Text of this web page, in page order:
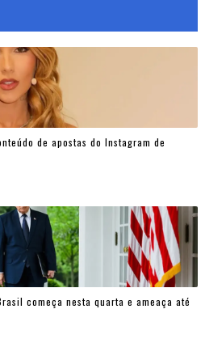
de apostas do Instagram de
começa nesta quarta e ameaça até